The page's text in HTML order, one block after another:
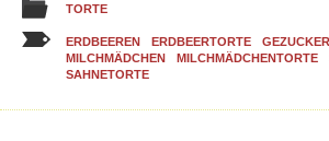
TORTE
ERDBEEREN ERDBEERTORTE
MILCHMÄDCHEN
MILCHMÄDCHENTORTE
SAHNETORTE